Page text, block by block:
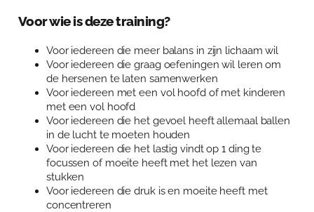
Blog en Downloads
Themaboeken
Gespreks- en reflectiesets
Aanbod
Winkelwagen
Mijn account
Contact
Contact
Agenda
Voor wie is deze training?
Voor iedereen die meer balans in zijn lichaam wil
Voor iedereen die graag oefeningen wil leren om
de hersenen te laten samenwerken
Voor iedereen met een vol hoofd of met kinderen
met een vol hoofd
Voor iedereen die het gevoel heeft allemaal ballen
in de lucht te moeten houden
Voor iedereen die het lastig vindt op 1 ding te
focussen of moeite heeft met het lezen van
stukken
Voor iedereen die druk is en moeite heeft met
concentreren